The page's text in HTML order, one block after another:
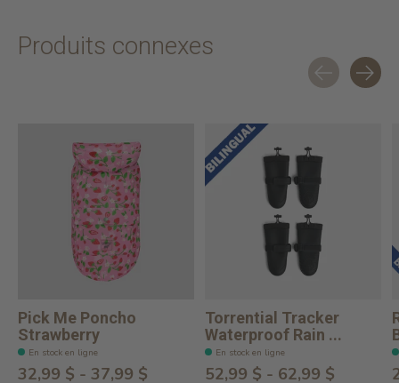
Produits connexes
Pick Me Poncho
Strawberry
En stock en ligne
32,99 $ - 37,99 $
Torrential Tracker
Waterproof Rain ...
En stock en ligne
52,99 $ - 62,99 $